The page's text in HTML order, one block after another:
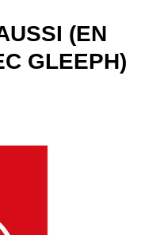
(EN
GLEEPH)